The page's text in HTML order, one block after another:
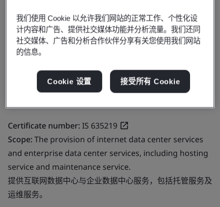
Building 3
Yard 105, Xiangshan South Road
Shijingshan District
100144
Certificate number:IS 635219
Scope:The provision of internet data center services
and enterprise data center services, including hosting
service and maintenance service.
提供互联网数据中心与企业数据中心服务，包括托管服务及
运维服务。
我们使用 Cookie 以允许我们网站的正常工作、个性化设
计内容和广告、提供社交媒体功能并分析流量。我们还同
社交媒体、广告和分析合作伙伴分享有关您使用我们网站
的信息。
Cookie 设置 接受所有 Cookie